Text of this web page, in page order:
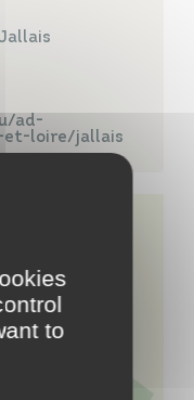
ad-
et-loire/jallais
to